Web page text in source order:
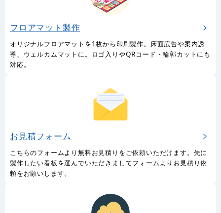
フロアマット製作
オリジナルフロアマットを1枚から印刷製作。床面広告や案内誘
導、ウェルカムマットに。ロゴ入りやQRコード・輪郭カットにも
対応。
お見積フォーム
こちらのフォームより無料お見積りをご依頼いただけます。先に
製作したい看板を選んでいただきましてフォームよりお見積り依
頼をお願いします。